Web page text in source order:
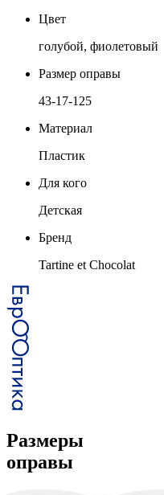
Цвет
голубой, фиолетовый
Размер оправы
43-17-125
Материал
Пластик
Для кого
Детская
Бренд
Tartine et Chocolat
Размеры
оправы